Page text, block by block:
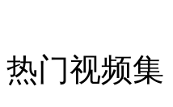
热门视频集